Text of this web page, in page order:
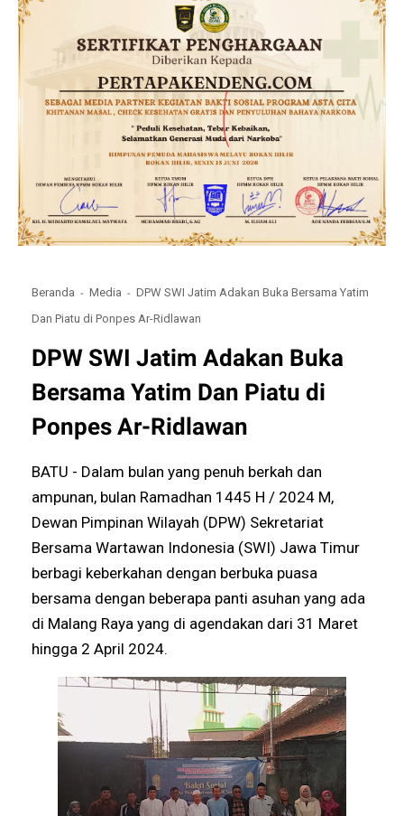
Beranda Media
DPW SWI Jatim Adakan Buka Bersama Yatim
Dan Piatu di Ponpes Ar-Ridlawan
DPW SWI Jatim Adakan Buka
Bersama Yatim Dan Piatu di
Ponpes Ar-Ridlawan
BATU - Dalam bulan yang penuh berkah dan
ampunan, bulan Ramadhan 1445 H / 2024 M,
Dewan Pimpinan Wilayah (DPW) Sekretariat
Bersama Wartawan Indonesia (SWI) Jawa Timur
berbagi keberkahan dengan berbuka puasa
bersama dengan beberapa panti asuhan yang ada
di Malang Raya yang di agendakan dari 31 Maret
hingga 2 April 2024.